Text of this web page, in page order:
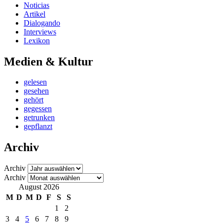
Noticias
Artikel
Dialogando
Interviews
Lexikon
Medien & Kultur
gelesen
gesehen
gehört
gegessen
getrunken
gepflanzt
Archiv
Archiv
Archiv
August 2026
M D M D F S
S
1
2
3
4 5 6 7 8
9